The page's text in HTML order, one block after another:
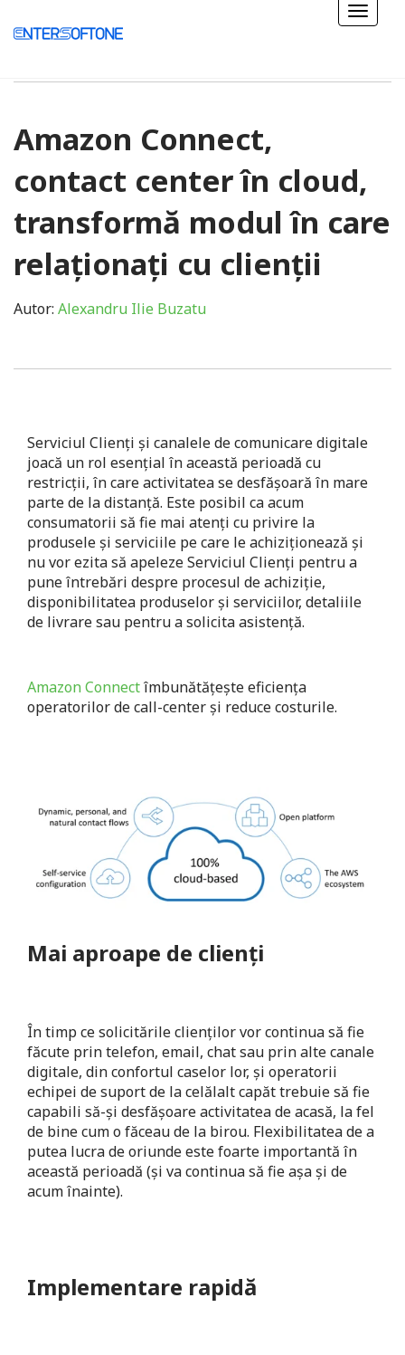
Amazon Connect,
contact center în cloud,
transformă modul în care
relaționați cu clienții
Autor: Alexandru Ilie Buzatu
Serviciul Clienți și canalele de comunicare digitale
joacă un rol esențial în această perioadă cu
restricții, în care activitatea se desfășoară în mare
parte de la distanță. Este posibil ca acum
consumatorii să fie mai atenți cu privire la
produsele și serviciile pe care le achiziționează și
nu vor ezita să apeleze Serviciul Clienți pentru a
pune întrebări despre procesul de achiziție,
disponibilitatea produselor și serviciilor, detaliile
de livrare sau pentru a solicita asistență.
Amazon Connectîmbunătățește eficiența
operatorilor de call-center și reduce costurile.
Mai aproape de clienți
În timp ce solicitările clienților vor continua să fie
făcute prin telefon, email, chat sau prin alte canale
digitale, din confortul caselor lor, și operatorii
echipei de suport de la celălalt capăt trebuie să fie
capabili să-și desfășoare activitatea de acasă, la fel
de bine cum o făceau de la birou. Flexibilitatea de a
putea lucra de oriunde este foarte importantă în
această perioadă (și va continua să fie așa și de
acum înainte).
Implementare rapidă